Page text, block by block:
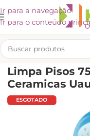
Ir para a navegação
Ir para o conteúdo
INÍCIO/LIMPEZA/CUIDADOS
Limpa Pisos
Ceramicas
ESGOTADO